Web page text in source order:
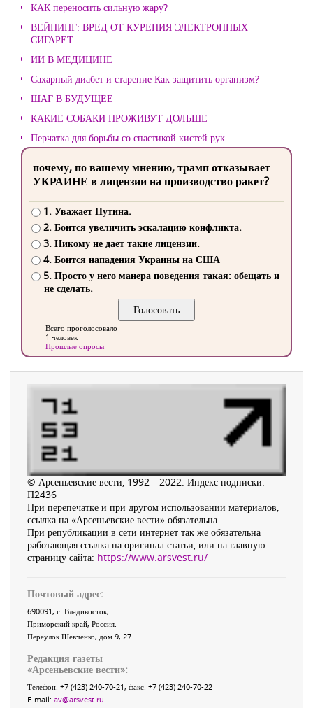
КАК переносить сильную жару?
ВЕЙПИНГ: ВРЕД ОТ КУРЕНИЯ ЭЛЕКТРОННЫХ
СИГАРЕТ
ИИ В МЕДИЦИНЕ
Сахарный диабет и старение Как защитить организм?
ШАГ В БУДУЩЕЕ
КАКИЕ СОБАКИ ПРОЖИВУТ ДОЛЬШЕ
Перчатка для борьбы со спастикой кистей рук
почему, по вашему мнению, трамп отказывает
УКРАИНЕ в лицензии на производство ракет?
1. Уважает Путина.
2. Боится увеличить эскалацию конфликта.
3. Никому не дает такие лицензии.
4. Боится нападения Украины на США
5. Просто у него манера поведения такая: обещать и
не сделать.
Всего проголосовало
1 человек
Прошлые опросы
© Арсеньевские вести, 1992—2022. Индекс подписки:
П2436
При перепечатке и при другом использовании материалов,
ссылка на «Арсеньевские вести» обязательна.
При републикации в сети интернет так же обязательна
работающая ссылка на оригинал статьи, или на главную
страницу сайта: https://www.arsvest.ru/
Почтовый адрес:
690091, г. Владивосток,
Приморский край, Россия
Переулок Шевченко, дом 9, 27
Редакция газеты
«Арсеньевские вести»:
Телефон: +7 (423) 240-70-21, факс: +7 (423) 240-70-22
E-mail: av@arsvest.ru